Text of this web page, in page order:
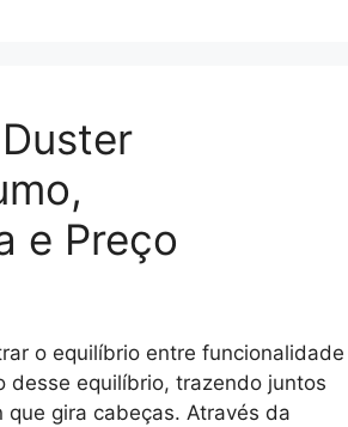
e Preço
o equilíbrio entre funcionalidade
desse equilíbrio, trazendo juntos
gira cabeças. Através da